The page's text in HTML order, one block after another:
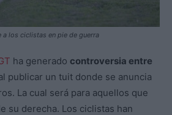
a los ciclistas en pie de guerra
ha generado controversia entre
publicar un tuit donde se anuncia
La cual será para aquellos que
su derecha. Los ciclistas han